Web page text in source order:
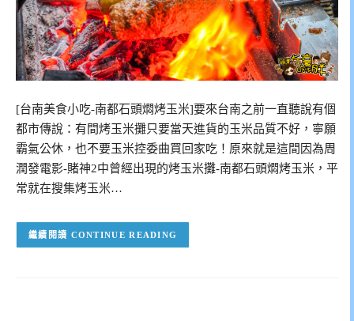
[台南美食小吃-南都石頭燜烤玉米]要來台南之前一直聽說有個
都市傳說：有間烤玉米攤只要當天進貨的玉米品質不好，寧願
霸氣公休，也不要玉米控委曲買回家吃！原來就是這間因為周
潤發電影-賭神2中曾經出現的烤玉米攤-南都石頭燜烤玉米，平
常就在搜集烤玉米…
CONTINUE READING